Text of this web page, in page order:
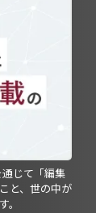
じて「編集
と、世の中が